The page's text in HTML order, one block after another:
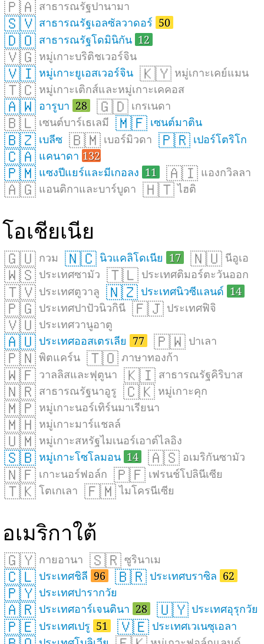
🇵🇦 สาธารณรัฐปานามา
🇸🇻 สาธารณรัฐเอลซัลวาดอร์ 50
🇩🇴 สาธารณรัฐโดมินิกัน 12
🇻🇬 หมู่เกาะบริติชเวอร์จิน
🇻🇮 หมู่เกาะยูเอสเวอร์จิน 🇰🇾 หมู่เกาะเคย์แมน
🇹🇨 หมู่เกาะเติกส์และหมู่เกาะเคคอส
🇦🇼 อารูบา 28 🇬🇩 เกรเนดา
🇧🇱 เซนต์บาร์เธเลมี 🇲🇫 เซนต์มาติน
🇧🇿 เบลีซ 🇧🇲 เบอร์มิวดา 🇵🇷 เปอร์โตริโก
🇨🇦 แคนาดา 132
🇵🇲 แซงปีแยร์และมีเกอลง 11 🇦🇮 แองกวิลลา
🇦🇬 แอนติกาและบาร์บูดา 🇭🇹ไฮติ
โอเชียเนีย
🇬🇺 กวม 🇳🇨 นิวแคลิโดเนีย 17 🇳🇺 นีอูเอ
🇼🇸 ประเทศซามัว 🇹🇱 ประเทศติมอร์ตะวันออก
🇹🇻 ประเทศตูวาลู 🇳🇿 ประเทศนิวซีแลนด์ 14
🇵🇬 ประเทศปาปัวนิวกินี 🇫🇯 ประเทศฟิจิ
🇻🇺 ประเทศวานูอาตู
🇦🇺 ประเทศออสเตรเลีย 77 🇵🇼 ปาเลา
🇵🇳 พิตแคร์น 🇹🇴 ภาษาทองก้า
🇼🇫 วาลลิสและฟุตูนา 🇰🇮 สาธารณรัฐคิริบาส
🇳🇷 สาธารณรัฐนาอูรู 🇨🇰 หมู่เกาะคุก
🇲🇵 หมู่เกาะนอร์เทิร์นมาเรียนา
🇲🇭 หมู่เกาะมาร์แชลล์
🇺🇲 หมู่เกาะสหรัฐไมเนอร์เอาต์ไลอิง
🇸🇧 หมู่เกาะโซโลมอน 14 🇦🇸 อเมริกันซามัว
🇳🇫 เกาะนอร์ฟอล์ก 🇵🇫 เฟรนช์โปลินีเซีย
🇹🇰 โตเกเลา 🇫🇲ไมโครนีเซีย
อเมริกาใต้
🇬🇾 กายอานา 🇸🇷 ซูรินาเม
🇨🇱 ประเทศชิลี 96 🇧🇷 ประเทศบราซิล 62
🇵🇾 ประเทศปารากวัย
🇦🇷 ประเทศอาร์เจนตินา 28 🇺🇾 ประเทศอุรุกวัย
🇵🇪 ประเทศเปรู 51 🇻🇪 ประเทศเวเนซุเอลา